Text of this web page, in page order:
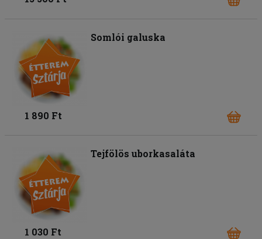
Somlói galuska
1 890 Ft
Tejfölös uborkasaláta
1 030 Ft